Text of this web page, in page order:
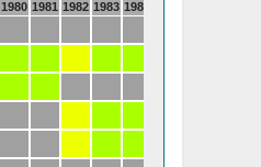
1980 1981 1982 1983 1984